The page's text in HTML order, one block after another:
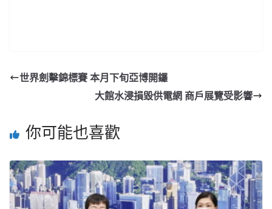
世界劍擊錦標賽 本月下旬亞博開鑼
大館水浸損毀供電網 商戶展覽受影響
你可能也喜歡